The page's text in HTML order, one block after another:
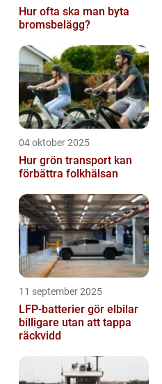
Hur ofta ska man byta
bromsbelägg?
04 oktober 2025
Hur grön transport kan
förbättra folkhälsan
11 september 2025
LFP-batterier gör elbilar
billigare utan att tappa
räckvidd